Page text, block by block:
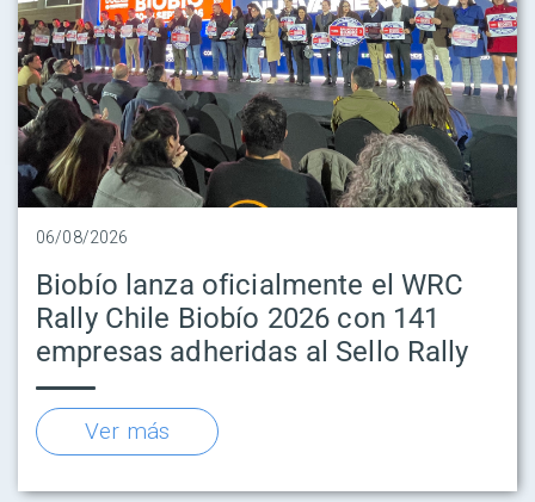
06/08/2026
Biobío lanza oficialmente el WRC
Rally Chile Biobío 2026 con 141
empresas adheridas al Sello Rally
Ver más